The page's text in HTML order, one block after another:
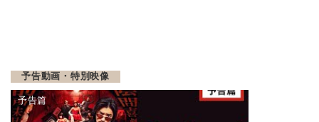
予告動画・特別映像
予告篇